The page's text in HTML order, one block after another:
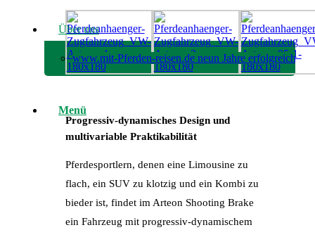
Über uns
www.mit-Pferden-reisen.de neun Jahre erfolgreich!
Menü
Progressiv-dynamisches Design und
multivariable Praktikabilität
Pferdesportlern, denen eine Limousine zu
flach, ein SUV zu klotzig und ein Kombi zu
bieder ist, findet im Arteon Shooting Brake
ein Fahrzeug mit progressiv-dynamischem